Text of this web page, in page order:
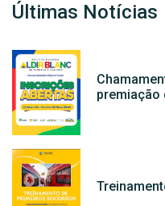
Últimas Notícias
premiação